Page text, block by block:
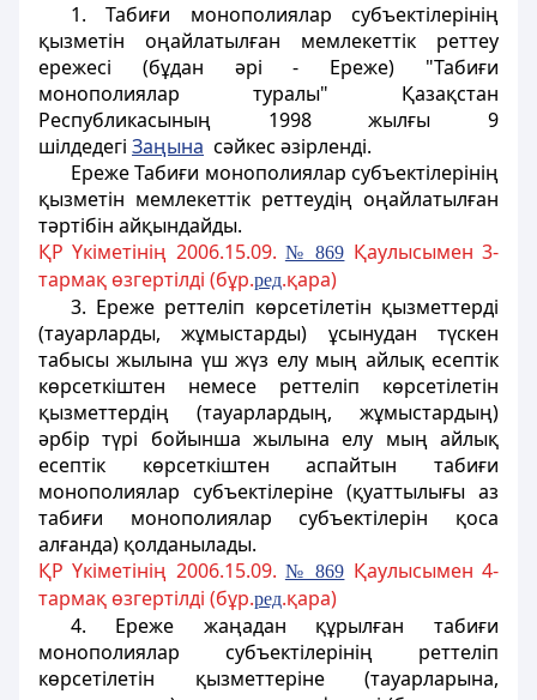
1. Taбиғи монополиялар субъектілерінің
қызметiн оңайлатылған мемлекеттік реттеу
ережесi (бұдан әрi - Ереже) "Табиғи
монополиялар туралы" Қазақстан
Республикасының 1998 жылғы 9
шілдедегі Заңына сәйкес әзiрлендi.
Ереже Табиғи монополиялар субъектiлерінің
қызметiн мемлекеттік реттеудің оңайлатылған
тәртібiн айқындайды.
ҚР Үкіметінің 2006.15.09. № 869 Қаулысымен 3-
тармақ өзгертілді (бұр.ред.қара)
3. Ереже реттелiп көрсетiлетiн қызметтердi
(тауарларды, жұмыстарды) ұсынудан түскен
табысы жылына үш жүз елу мың айлық есептік
көрсеткiштен немесе реттелiп көрсетiлетiн
қызметтердiң (тауарлардың, жұмыстардың)
әрбір түрi бойынша жылына елу мың айлық
есептiк көрсеткiштен аспайтын табиғи
монополиялар субъектілерiне (қуаттылығы аз
табиғи монополиялар субъектілерін қоса
алғанда) қолданылады.
ҚР Үкіметінің 2006.15.09. № 869 Қаулысымен 4-
тармақ өзгертілді (бұр.ред.қара)
4. Ереже жаңадан құрылған табиғи
монополиялар субъектiлерiнiң реттелiп
көрсетілетiн қызметтеріне (тауарларына,